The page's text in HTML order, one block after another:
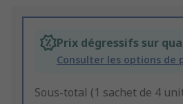
Prix dégressifs sur
Consulter les options de
Sous-total (1 sachet de 4